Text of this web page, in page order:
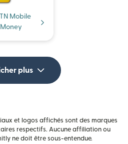
Mobile
Money
plus
et logos affichés sont des marques
respectifs. Aucune affiliation ou
ne doit être sous-entendue.